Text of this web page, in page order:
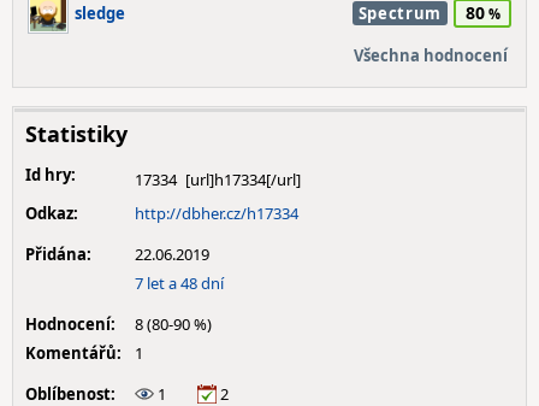
sledge Spectrum 80
Všechna hodnocení
Statistiky
Id hry:
17334
Odkaz:
http://dbher.cz/h17334
Přidána:
22.06.2019
7 let a 48 dní
Hodnocení:
8 (80-90 %)
Komentářů:
1
Oblíbenost:
1
2